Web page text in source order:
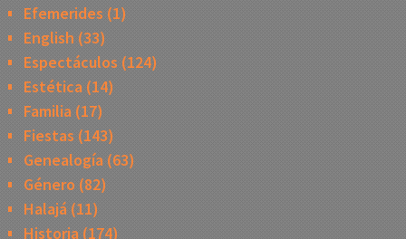
Efemerides (1)
English (33)
Espectáculos (124)
Estética(14)
Familia(17)
Fiestas (143)
Genealogía(63)
Género (82)
Halajá(11)
Historia(174)